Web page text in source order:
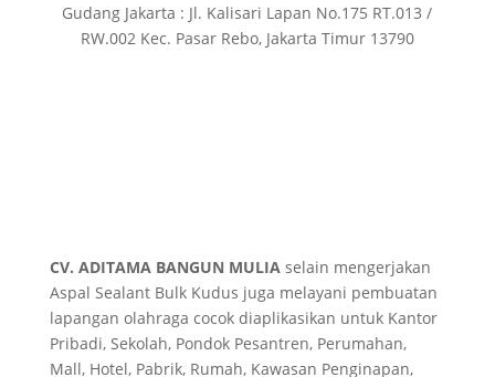
Gudang Jakarta : Jl. Kalisari Lapan No.175 RT.013 /
RW.002 Kec. Pasar Rebo, Jakarta Timur 13790
CV. ADITAMA BANGUN MULIAselain mengerjakan
Aspal Sealant Bulk Kudus juga melayani pembuatan
lapangan olahraga cocok diaplikasikan untuk Kantor
Pribadi, Sekolah, Pondok Pesantren, Perumahan,
Mall, Hotel, Pabrik, Rumah, Kawasan Penginapan,